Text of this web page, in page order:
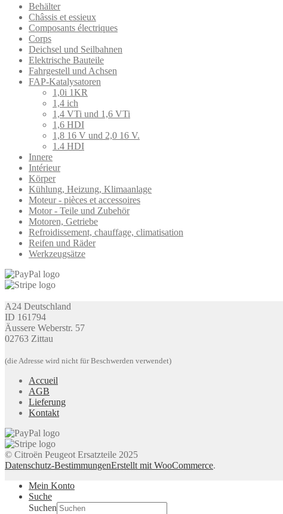
Behälter
Châssis et essieux
Composants électriques
Corps
Deichsel und Seilbahnen
Elektrische Bauteile
Fahrgestell und Achsen
FAP-Katalysatoren
1,0i 1KR
1,4 ich
1,4 VTi und 1,6 VTi
1,6 HDI
1,8 16 V und 2,0 16 V.
1.4 HDI
Innere
Intérieur
Körper
Kühlung, Heizung, Klimaanlage
Moteur - pièces et accessoires
Motor - Teile und Zubehör
Motoren, Getriebe
Refroidissement, chauffage, climatisation
Reifen und Räder
Werkzeugsätze
A24 Deutschland
ID 161794
Äussere Weberstr. 57
02763 Zittau
(die Adresse wird nicht für Beschwerden verwendet)
Accueil
AGB
Lieferung
Kontakt
© Citroën Peugeot Ersatzteile 2025
Datenschutz-BestimmungenErstellt mit WooCommerce.
Mein Konto
Suche
Suchen